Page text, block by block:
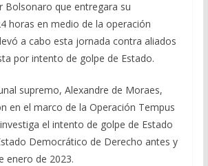
Bolsonaro que entregara su
horas en medio de la operación
a cabo esta jornada contra aliados
por intento de golpe de Estado.
supremo, Alexandre de Moraes,
en el marco de la Operación Tempus
el intento de golpe de Estado
Democrático de Derecho antes y
enero de 2023.